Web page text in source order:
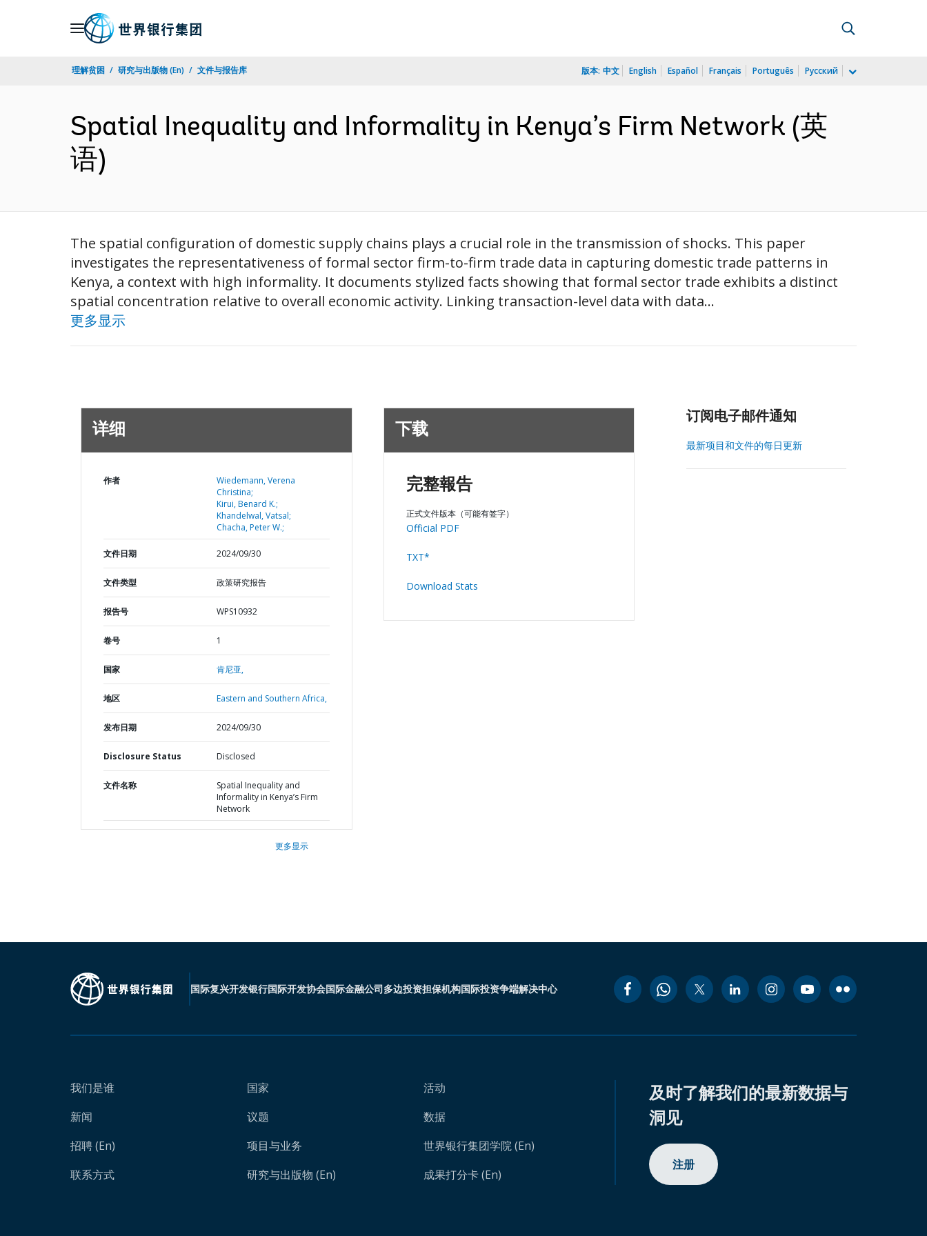
理解贫困 研究与出版物 (En) 文件与报告库 版本: 中文 English Español Français Português Русский
Spatial Inequality and Informality in Kenya’s Firm Network (英
语)
The spatial configuration of domestic supply chains plays a crucial role in the transmission of shocks. This paper
investigates the representativeness of formal sector firm-to-firm trade data in capturing domestic trade patterns in
Kenya, a context with high informality. It documents stylized facts showing that formal sector trade exhibits a distinct
spatial concentration relative to overall economic activity. Linking transaction-level data with data...
更多显示
详细
作者
Wiedemann, Verena
Christina;
Kirui, Benard K.;
Khandelwal, Vatsal;
Chacha, Peter W.;
文件日期 2024/09/30
文件类型 政策研究报告
报告号 WPS10932
卷号 1
国家 肯尼亚,
地区 Eastern and Southern Africa,
发布日期 2024/09/30
Disclosure Status Disclosed
文件名称
Spatial Inequality and
Informality in Kenya’s Firm
Network
更多显示
下载
完整報告
正式文件版本（可能有签字）
Official PDF
TXT*
Download Stats
订阅电子邮件通知
最新项目和文件的每日更新
国际复兴开发银行国际开发协会国际金融公司多边投资担保机构国际投资争端解决中心
我们是谁
新闻
招聘 (En)
联系方式
国家
议题
项目与业务
研究与出版物 (En)
活动
数据
世界银行集团学院 (En)
成果打分卡 (En)
及时了解我们的最新数据与
洞见
注册